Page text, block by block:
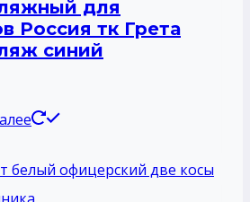
для
Россия тк Грета
синий